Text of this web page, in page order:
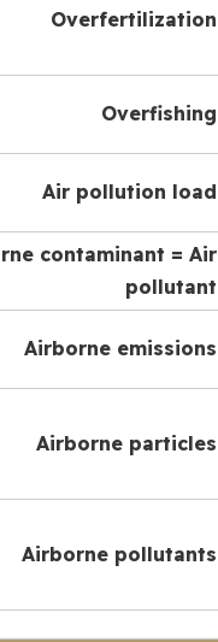
Overfertilization
Overfishing
Air pollution load
contaminant = Air
pollutant
Airborne emissions
Airborne particles
Airborne pollutants